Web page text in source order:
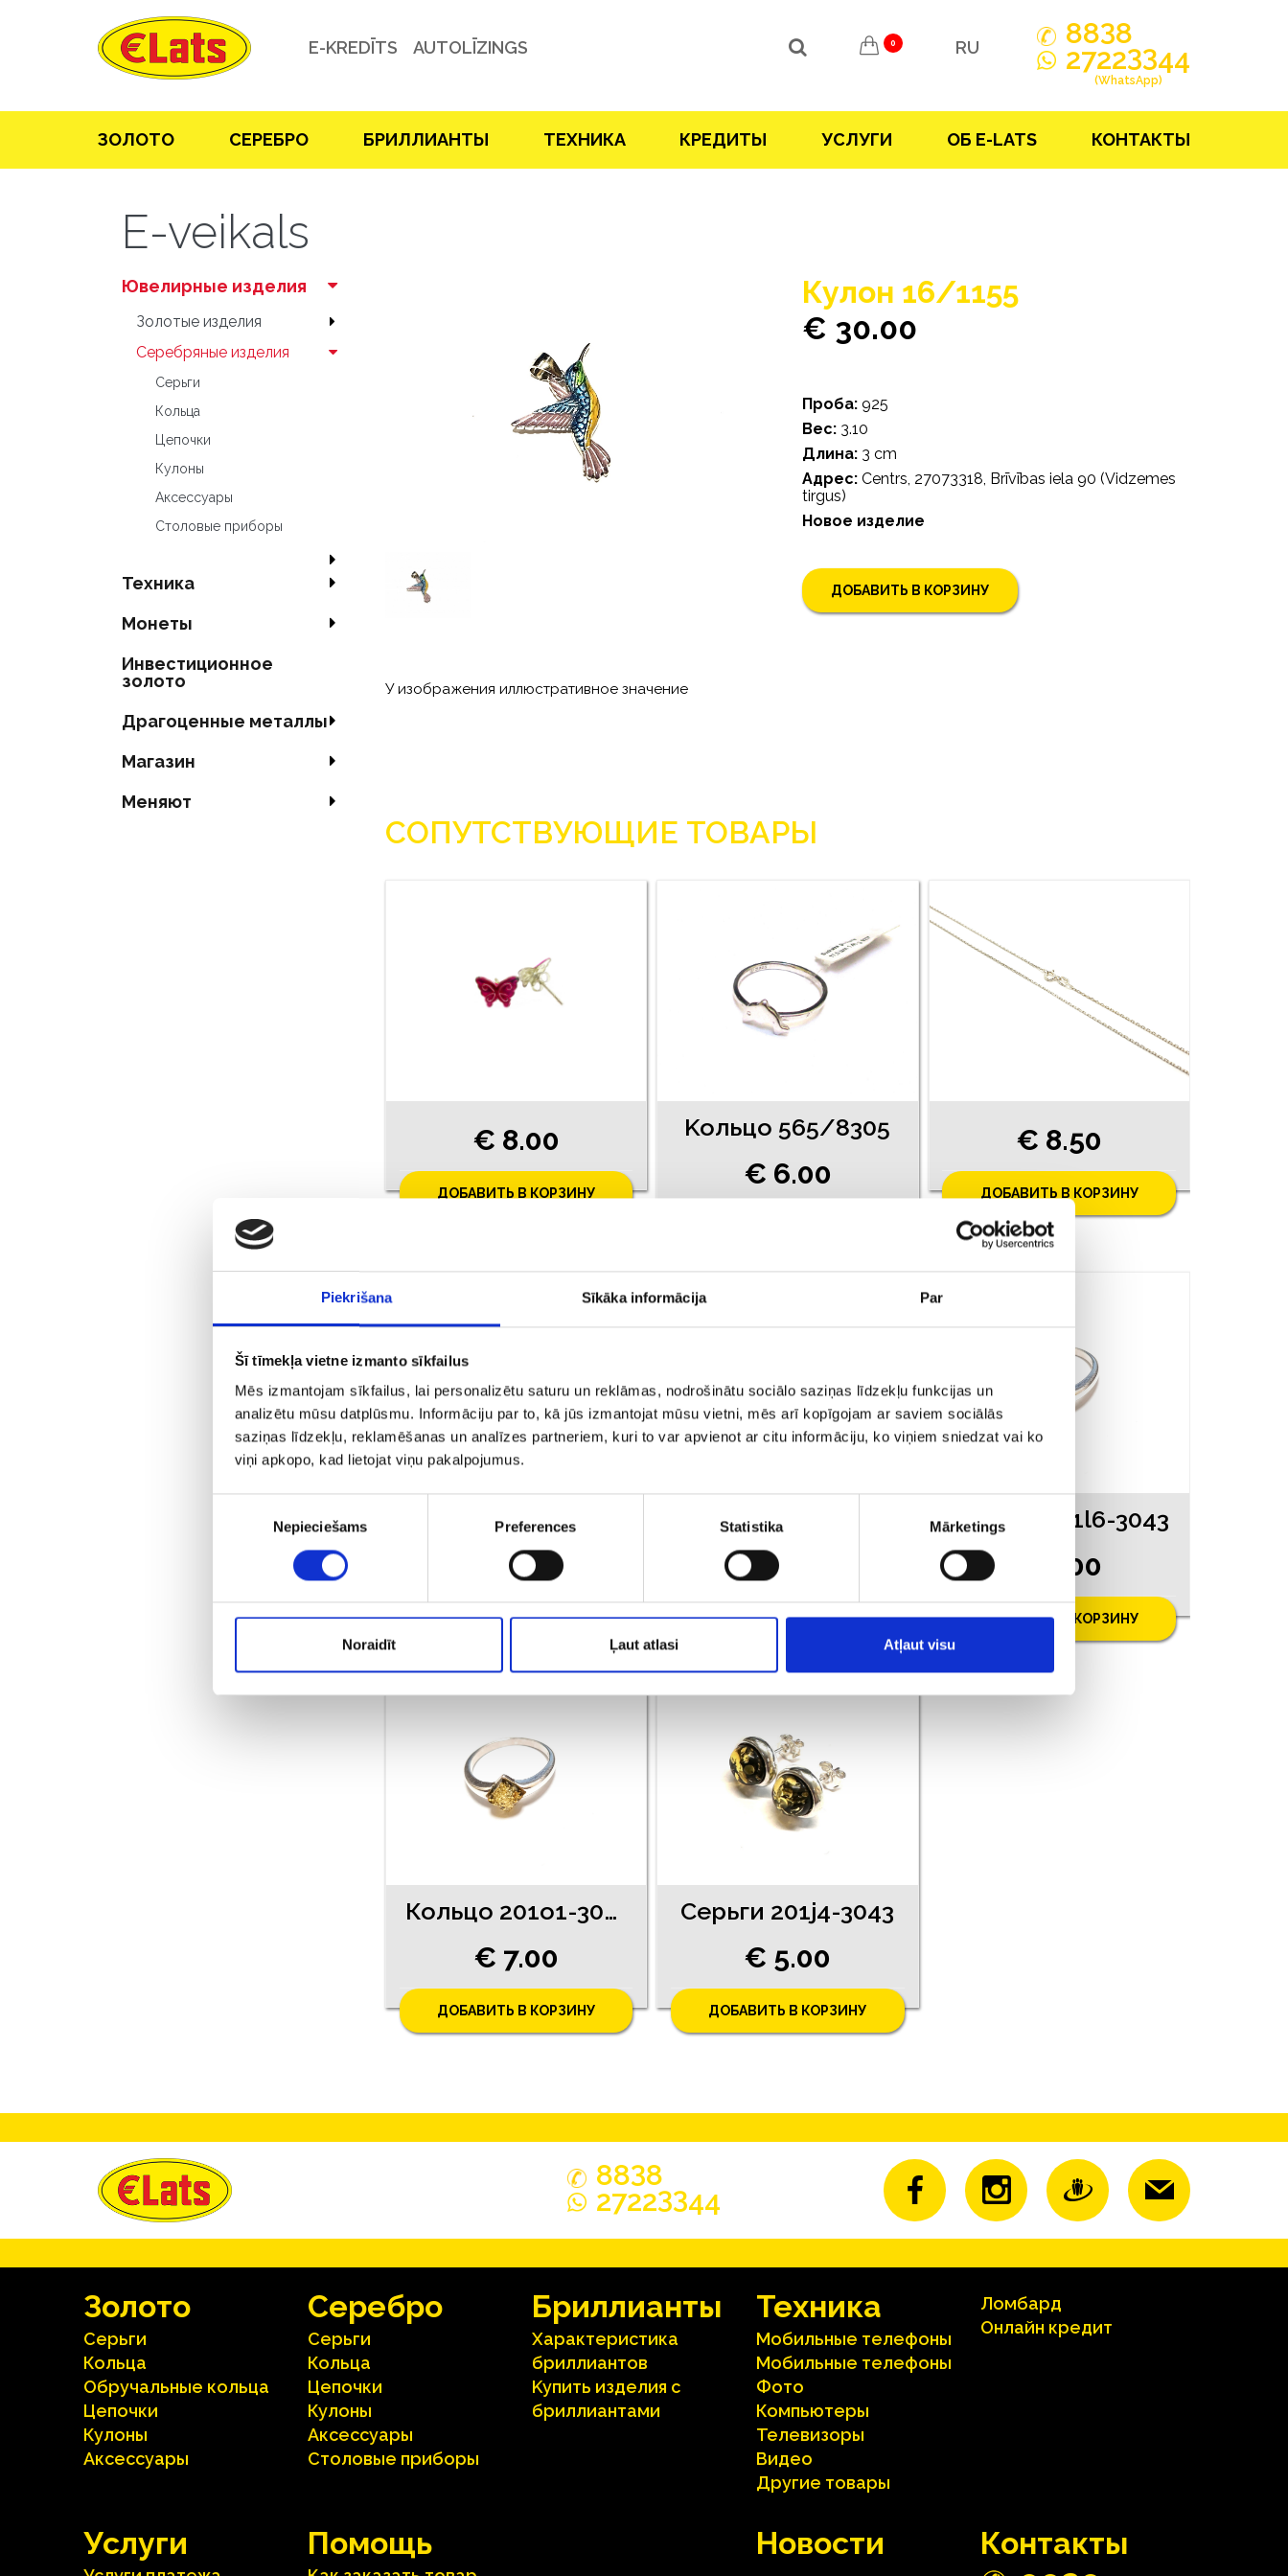
Piekrišana Sīkāka informācija Par
Šī tīmekļa vietne izmanto sīkfailus
Mēs izmantojam sīkfailus, lai personalizētu saturu un reklāmas, nodrošinātu sociālo saziņas līdzekļu funkcijas un
analizētu mūsu datplūsmu. Informāciju par to, kā jūs izmantojat mūsu vietni, mēs arī kopīgojam ar saviem sociālās
saziņas līdzekļu, reklamēšanas un analīzes partneriem, kuri to var apvienot ar citu informāciju, ko viņiem sniedzat vai ko
viņi apkopo, kad lietojat viņu pakalpojumus.
Nepieciešams Preferences Statistika Mārketings
Noraidīt Ļaut atlasi Atļaut visu
E-KREDĪTS AUTOLĪZINGS 0 RU 8838
27223344
(WhatsApp)
ЗOЛOТO СЕРЕБРO БРИЛЛИАНТЫ ТЕХНИКА КРЕДИТЫ УСЛУГИ ОБ E-LATS КОНТАКТЫ
E-veikals
Ювелирные изделия
Зoлoтые изделия
Серебряные изделия
Серьги
Кольца
Цепочки
Кулоны
Аксесcуары
Столовые приборы
Техника
Mонеты
Инвестиционное
золото
Драгоценные металлы
Магазин
Меняют
У изображения иллюстративное значение
Кулон 16/1155
€ 30.00
Проба: 925
Bес: 3.10
Длина: 3 cm
Адрес: Centrs, 27073318, Brīvības iela 90 (Vidzemes
tirgus)
Новое изделие
ДОБАВИТЬ В КОРЗИНУ
СОПУТСТВУЮЩИЕ ТОВАРЫ
€ 8.00
ДОБАВИТЬ В КОРЗИНУ
Koльцо 565/8305
€ 6.00
€ 8.50
ДОБАВИТЬ В КОРЗИНУ
€ 9.00
ДОБАВИТЬ В КОРЗИНУ
€ 8.00
ДОБАВИТЬ В КОРЗИНУ
Кольцо 201l6-3043
€ 7.00
ДОБАВИТЬ В КОРЗИНУ
Кольцо 201o1-3043
€ 7.00
ДОБАВИТЬ В КОРЗИНУ
Серьги 201j4-3043
€ 5.00
ДОБАВИТЬ В КОРЗИНУ
8838
27223344
Зoлoтo
Серьги
Кольца
Oбручальные кольца
Цепочки
Кулоны
Аксесcуары
Серебрo
Серьги
Кольца
Цепочки
Кулоны
Аксесcуары
Столовые приборы
Бриллианты
Характеристика
бриллиантoв
Kупить изделия c
бриллиантами
Техника
Мобильные телефоны
Мобильные телефоны
Фото
Компьютеры
Телевизоры
Видео
Другие товары
Ломбард
Онлайн кредит
Услуги Помощь Hовости Контакты